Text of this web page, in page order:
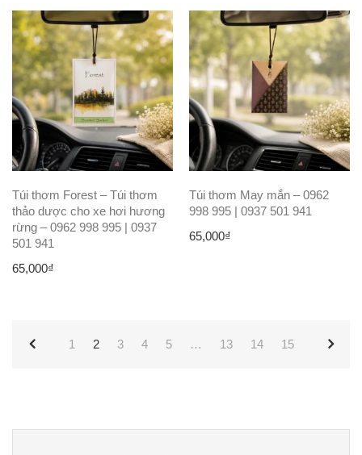
Túi thơm Forest – Túi thơm
thảo dược cho xe hơi hương
rừng – 0962 998 995 | 0937
501 941
65,000₫
Túi thơm May mắn – 0962
998 995 | 0937 501 941
65,000₫
1 2 3 4 5 … 13 14 15